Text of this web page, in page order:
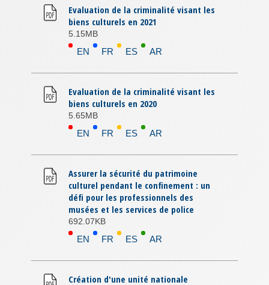
Evaluation de la criminalité visant les
biens culturels en 2021
5.15MB
EN FR ES AR
Evaluation de la criminalité visant les
biens culturels en 2020
5.65MB
EN FR ES AR
Assurer la sécurité du patrimoine
culturel pendant le confinement : un
défi pour les professionnels des
musées et les services de police
692.07KB
EN FR ES AR
Création d'une unité nationale